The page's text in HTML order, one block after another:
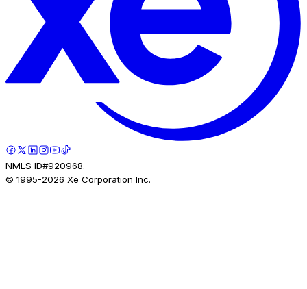
NMLS ID#920968.
© 1995-2026 Xe Corporation Inc.